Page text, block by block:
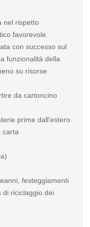
nel rispetto
favorevole.
con successo sul
funzionalità della
su risorse
da cartoncino
prime dall'estero
carta
festeggiamenti
di riciclaggio dei